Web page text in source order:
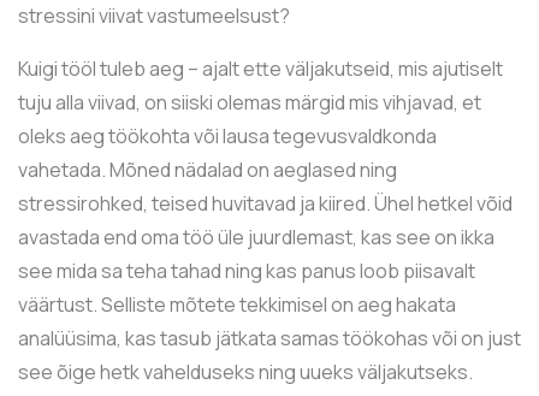
stressini viivat vastumeelsust?
Kuigi tööl tuleb aeg – ajalt ette väljakutseid, mis ajutiselt
tuju alla viivad, on siiski olemas märgid mis vihjavad, et
oleks aeg töökohta või lausa tegevusvaldkonda
vahetada. Mõned nädalad on aeglased ning
stressirohked, teised huvitavad ja kiired. Ühel hetkel võid
avastada end oma töö üle juurdlemast, kas see on ikka
see mida sa teha tahad ning kas panus loob piisavalt
väärtust. Selliste mõtete tekkimisel on aeg hakata
analüüsima, kas tasub jätkata samas töökohas või on just
see õige hetk vahelduseks ning uueks väljakutseks.